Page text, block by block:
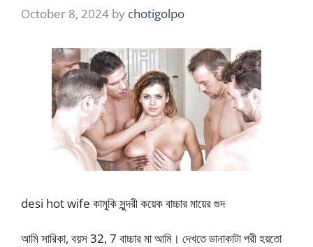
October 8, 2024 by chotigolpo
desi hot wife কামুকি সুন্দরী কয়েক বাচ্চার মায়ের গুদ
আমি সারিকা, বয়স 32, 7 বাচ্চার মা আমি। দেখতে ডানাকাটা পরী হয়তো